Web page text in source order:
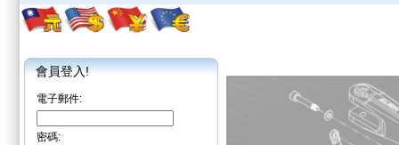
會員登入!
電子郵件:
密碼: